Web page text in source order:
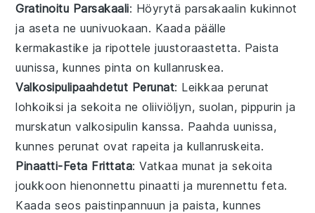
Gratinoitu Parsakaali: Höyrytä parsakaalin kukinnot
ja aseta ne uunivuokaan. Kaada päälle
kermakastike ja ripottele juustoraastetta. Paista
uunissa, kunnes pinta on kullanruskea.
Valkosipulipaahdetut Perunat: Leikkaa perunat
lohkoiksi ja sekoita ne oliiviöljyn, suolan, pippurin ja
murskatun valkosipulin kanssa. Paahda uunissa,
kunnes perunat ovat rapeita ja kullanruskeita.
Pinaatti-Feta Frittata: Vatkaa munat ja sekoita
joukkoon hienonnettu pinaatti ja murennettu feta.
Kaada seos paistinpannuun ja paista, kunnes